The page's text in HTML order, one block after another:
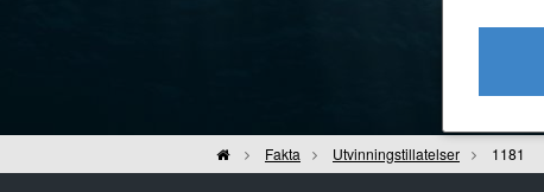
Hjem Fakta Utvinningstillatelser 1181